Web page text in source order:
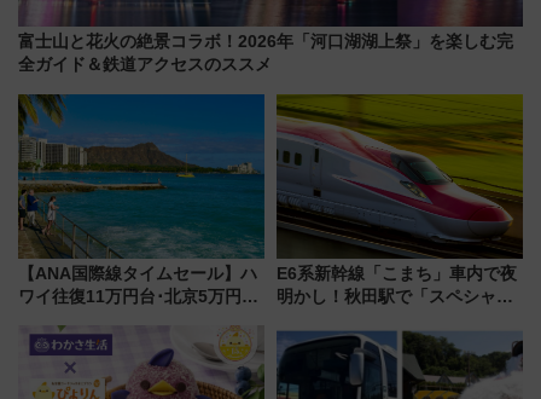
富士山と花火の絶景コラボ！2026年「河口湖湖上祭」を楽しむ完
全ガイド＆鉄道アクセスのススメ
【ANA国際線タイムセール】ハ
ワイ往復11万円台･北京5万円台
来春のGW旅行まで狙える激ア
ツ路線まとめ（8/10まで）
E6系新幹線「こまち」車内で夜
明かし！秋田駅で「スペシャル
法は？